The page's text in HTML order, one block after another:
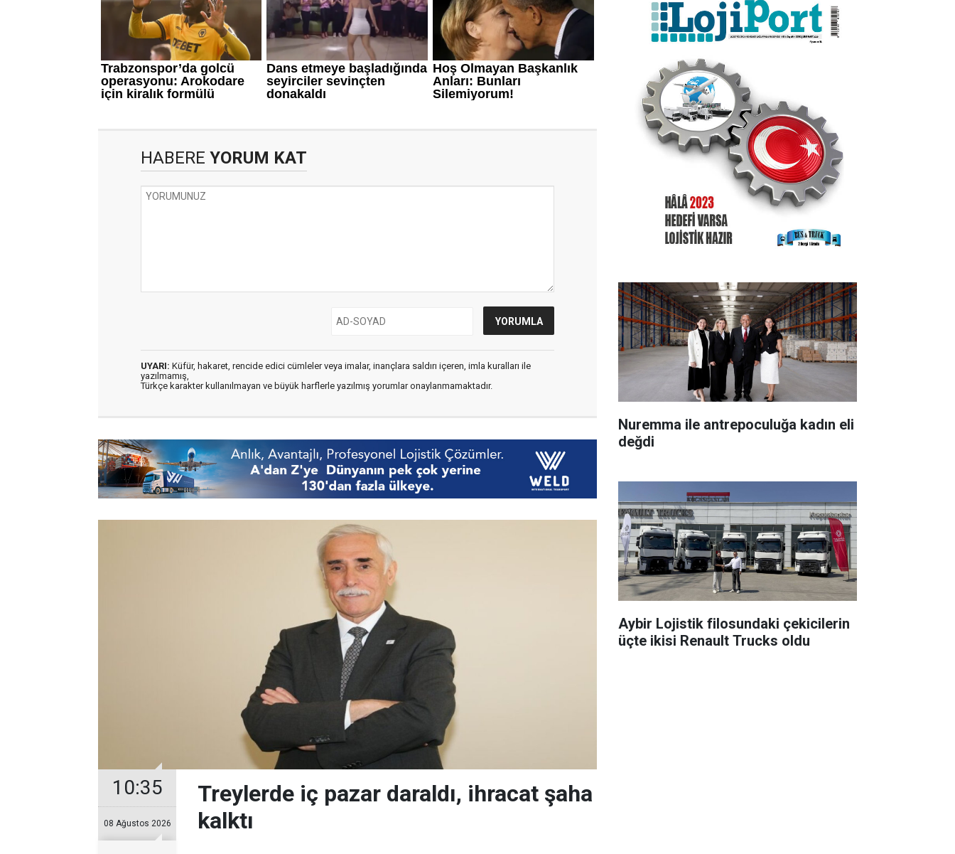
HABERE YORUM KAT
UYARI: Küfür, hakaret, rencide edici cümleler veya imalar, inançlara saldırı içeren, imla kuralları ile
yazılmamış,
Türkçe karakter kullanılmayan ve büyük harflerle yazılmış yorumlar onaylanmamaktadır.
10:35
08 Ağustos 2026
Treylerde iç pazar daraldı, ihracat şaha
kalktı
Nuremma ile antrepoculuğa kadın eli
değdi
Aybir Lojistik filosundaki çekicilerin
üçte ikisi Renault Trucks oldu